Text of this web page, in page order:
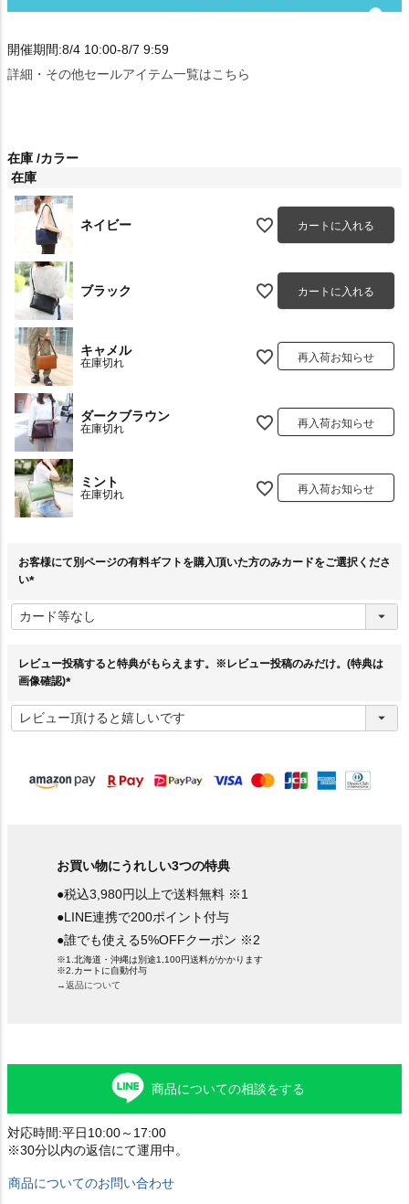
開催期間:8/4 10:00-8/7 9:59
詳細・その他セールアイテム一覧はこちら
在庫 カラー
在庫
ネイビー カートに入れる
ブラック カートに入れる
キャメル
在庫切れ 再入荷お知らせ
ダークブラウン
在庫切れ 再入荷お知らせ
ミント
在庫切れ 再入荷お知らせ
お客様にて別ページの有料ギフトを購入頂いた方のみカードをご選択くださ
い
必
須
レビュー投稿すると特典がもらえます。※レビュー投稿のみだけ。(特典は
画像確認)
必
須
お買い物にうれしい3つの特典
●税込3,980円以上で送料無料 ※1
●LINE連携で200ポイント付与
●誰でも使える5%OFFクーポン ※2
※1.北海道・沖縄は別途1,100円送料がかかります
※2.カートに自動付与
→返品について
商品についての相談をする
対応時間:平日10:00～17:00
※30分以内の返信にて運用中。
商品についてのお問い合わせ